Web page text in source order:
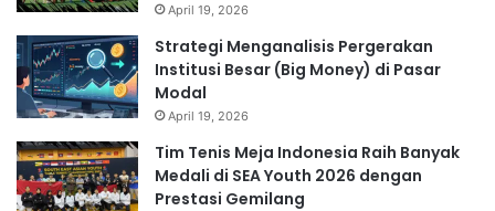
April 19, 2026
Strategi Menganalisis Pergerakan
Institusi Besar (Big Money) di Pasar
Modal
April 19, 2026
Tim Tenis Meja Indonesia Raih Banyak
Medali di SEA Youth 2026 dengan
Prestasi Gemilang